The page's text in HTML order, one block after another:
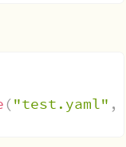
("test.yaml" ,